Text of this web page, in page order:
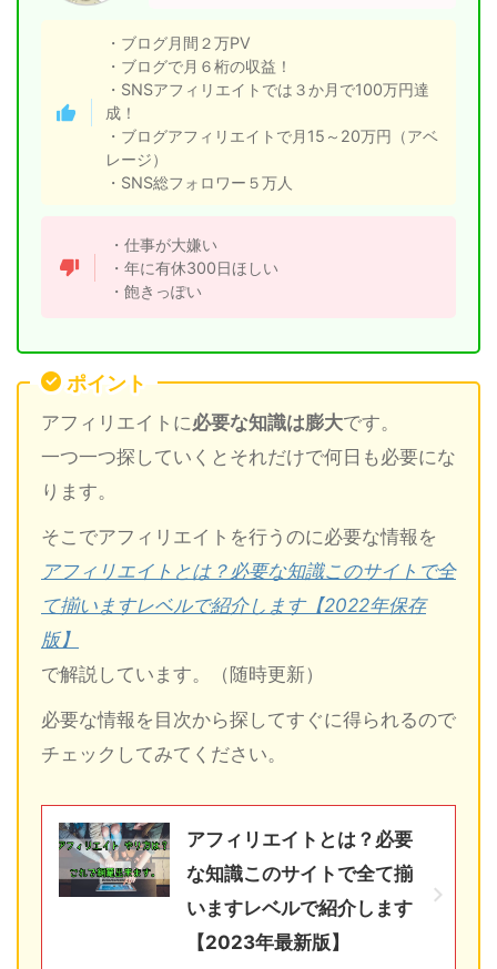
・ブログ月間２万PV
・ブログで月６桁の収益！
・SNSアフィリエイトでは３か月で100万円達
成！
・ブログアフィリエイトで月15～20万円（アベ
レージ）
・SNS総フォロワー５万人
・仕事が大嫌い
・年に有休300日ほしい
・飽きっぽい
ポイント
アフィリエイトに必要な知識は膨大です。
一つ一つ探していくとそれだけで何日も必要にな
ります。
そこでアフィリエイトを行うのに必要な情報を
アフィリエイトとは？必要な知識このサイトで全
て揃いますレベルで紹介します【2022年保存
版】
で解説しています。（随時更新）
必要な情報を目次から探してすぐに得られるので
チェックしてみてください。
アフィリエイトとは？必要
な知識このサイトで全て揃
いますレベルで紹介します
【2023年最新版】